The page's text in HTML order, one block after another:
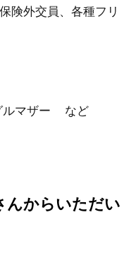
険外交員、各種フリ
ルマザー など
からいただい